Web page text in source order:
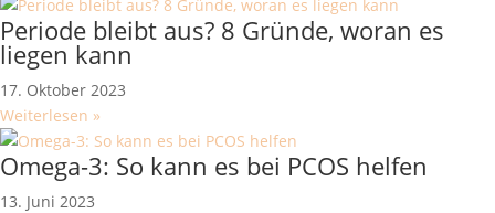
Periode bleibt aus? 8 Gründe, woran es
liegen kann
17. Oktober 2023
Weiterlesen »
Omega-3: So kann es bei PCOS helfen
13. Juni 2023